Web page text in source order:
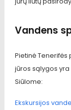
Vandens
Pietinė
jūros sąlygos
Siūlome:
Ekskursijos